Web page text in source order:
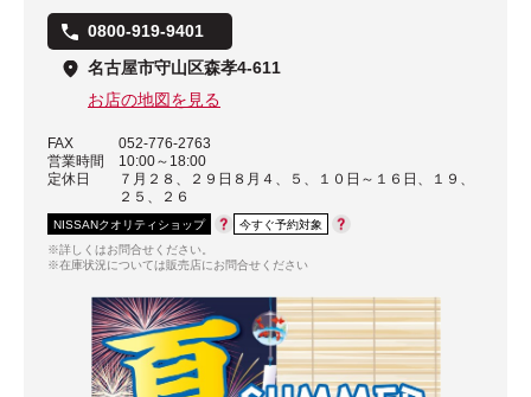
0800-919-9401
名古屋市守山区森孝4-611
お店の地図を見る
FAX
052-776-2763
営業時間
10:00～18:00
定休日
７月２８、２９日８月４、５、１０日～１６日、１９、
２５、２６
NISSANクオリティショップ
今すぐ予約対象
※詳しくはお問合せください。
※在庫状況については販売店にお問合せください